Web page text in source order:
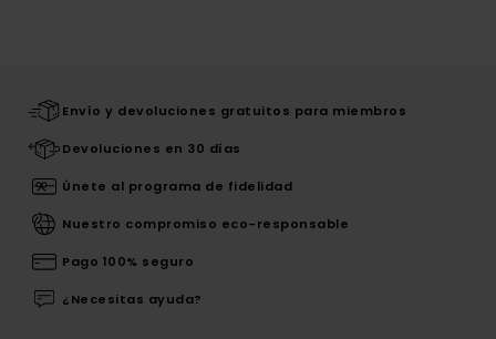
Envío y devoluciones gratuitos para miembros
Devoluciones en 30 días
Únete al programa de fidelidad
Nuestro compromiso eco-responsable
Pago 100% seguro
¿Necesitas ayuda?